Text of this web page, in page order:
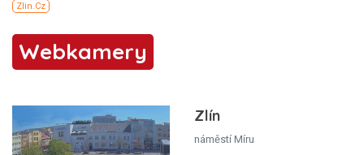
Webkamery
Zlín
náměstí Míru